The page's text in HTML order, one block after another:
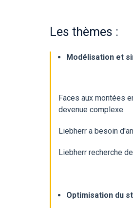
Les thèmes :
Modélisation et
Faces aux montées
devenue complexe.
Liebherr a besoin
Liebherr recherche
Optimisation du